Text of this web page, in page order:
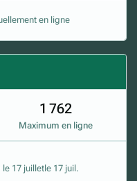
en ligne
1 762
Maximum en ligne
le 17 juilletle 17 juil.